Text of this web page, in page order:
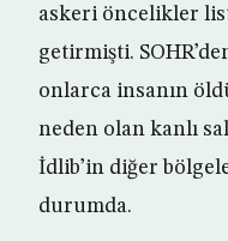
askeri öncelikler
getirmişti.
onlarca insanın
neden olan kanlı
İdlib’in diğer
durumda.